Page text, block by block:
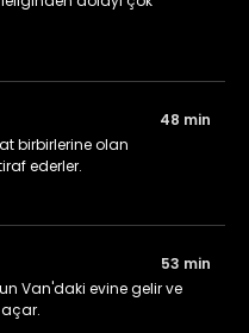
48 min
birbirlerine olan
ederler.
53 min
Van'daki evine gelir ve
açar.